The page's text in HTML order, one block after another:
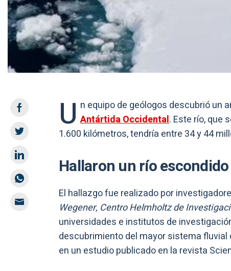
U n equipo de geólogos descubrió un
Antártida Occidental. Este río, que
1.600 kilómetros, tendría entre 34 y 44
Hallaron un río
El hallazgo fue realizado por
Wegener, Centro Helmholtz de
universidades e institutos de
descubrimiento del mayor sistema
en un estudio publicado en la revista